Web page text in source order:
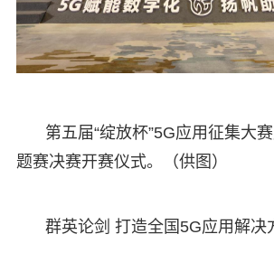
第五届“绽放杯”5G应用征集大
题赛决赛开赛仪式。（供图）
群英论剑 打造全国5G应用解决